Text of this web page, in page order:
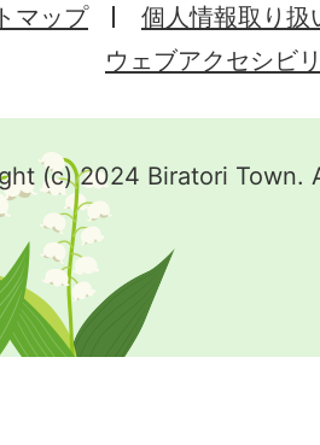
マップ
個人情報取り扱
ウェブアクセシビ
(c) 2024 Biratori Town.